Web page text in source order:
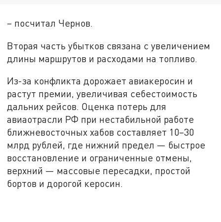
– посчитал Чернов.
Вторая часть убытков связана с увеличением
длины маршрутов и расходами на топливо.
Из-за конфликта дорожает авиакеросин и
растут премии, увеличивая себестоимость
дальних рейсов. Оценка потерь для
авиаотрасли РФ при нестабильной работе
ближневосточных хабов составляет 10–30
млрд рублей, где нижний предел — быстрое
восстановление и ограниченные отмены,
верхний — массовые пересадки, простой
бортов и дорогой керосин.